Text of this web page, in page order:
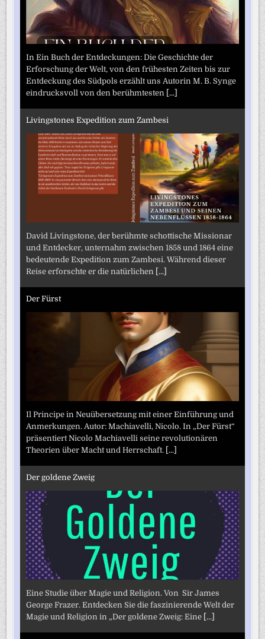
In Ein Buch der Entdeckungen: Die Geschichte der
Erforschung der Welt, von den frühesten Zeiten bis zur
Entdeckung des Südpols erzählt uns Autorin M. B. Synge
eindrucksvoll von den berühmtesten
[...]
Livingstones Expedition zum Zambesi
David Livingstone, der berühmte schottische Missionar
und Entdecker, unternahm zwischen 1858 und 1864 eine
bedeutende Expedition zum Zambesi. Während dieser
Reise erforschte er die natürlichen
[...]
Der Fürst
Il Principe in Neuübersetzung mit einer Einführung und
Anmerkungen. Autor: Machiavelli, Nicolo. In „Der Fürst“
präsentiert Nicolo Machiavelli seine revolutionären
Theorien über Macht und Herrschaft.
[...]
Der goldene Zweig
Eine Studie über Magie und Religion. Von Sir James
George Frazer. Entdecken Sie die faszinierende Welt der
Magie und Religion in „Der goldene Zweig: Eine [...]